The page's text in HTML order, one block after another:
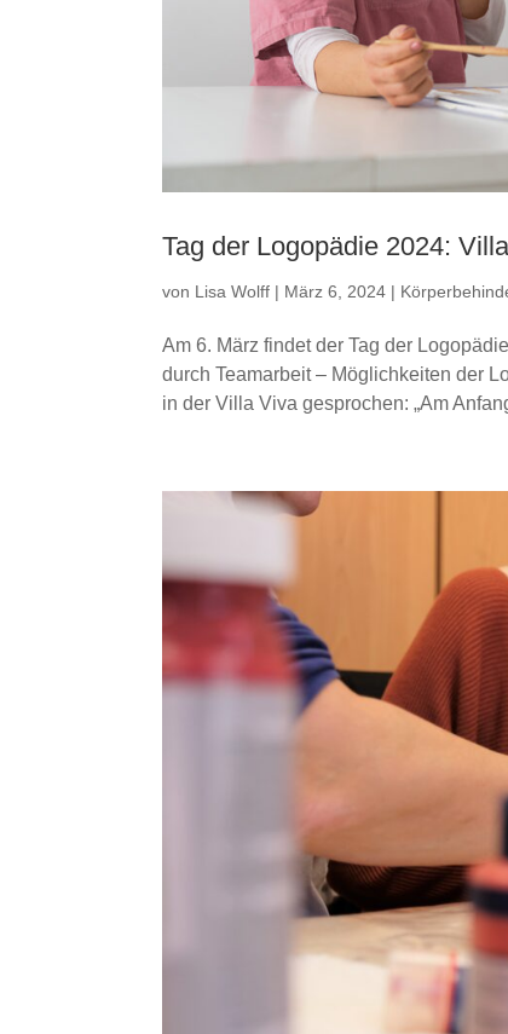
Tag der Logopädie 2024:
von Lisa Wolff | März 6, 2024 |
Am 6. März findet der Tag der
durch Teamarbeit – Möglichkeiten der
in der Villa Viva gesprochen: „Am